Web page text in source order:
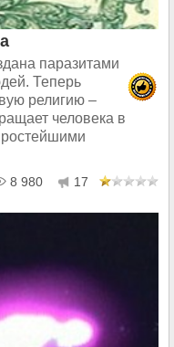
паразитами
Теперь
религию –
человека в
8 980 17